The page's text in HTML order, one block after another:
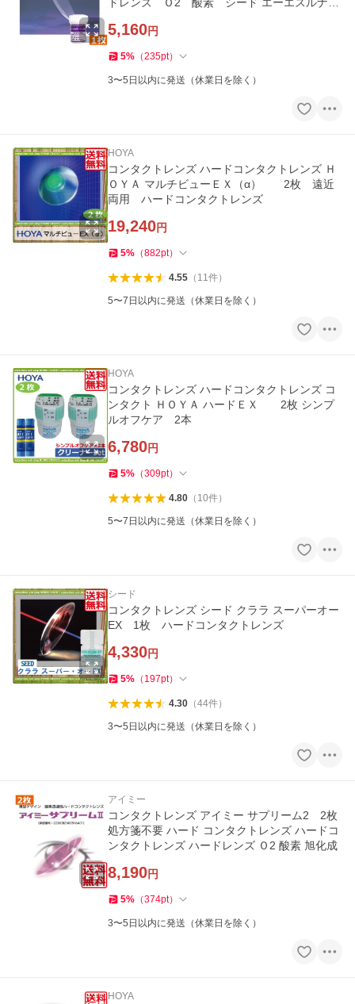
5,160円
5% （235pt）
3〜5日以内に発送（休業日を除く）
HOYA
コンタクトレンズ ハードコンタクトレンズ Ｈ
ＯＹＡ マルチビューＥＸ（α） 2枚 遠近
両用 ハードコンタクトレンズ
19,240円
5% （882pt）
4.55（ 11件）
5〜7日以内に発送（休業日を除く）
HOYA
コンタクトレンズ ハードコンタクトレンズ コ
ンタクト ＨＯＹＡ ハードＥＸ 2枚 シンプ
ルオフケア 2本
6,780円
5% （309pt）
4.80（ 10件）
5〜7日以内に発送（休業日を除く）
シード
コンタクトレンズ シード クララ スーパーオー
EX 1枚 ハードコンタクトレンズ
4,330円
5% （ 197pt）
4.30（44件）
3〜5日以内に発送（休業日を除く）
アイミー
コンタクトレンズ アイミー サプリーム2 2枚
処方箋不要 ハード コンタクトレンズ ハードコ
ンタクトレンズ ハードレンズ Ｏ2 酸素 旭化成
8,190円
5% （374pt）
3〜5日以内に発送（休業日を除く）
HOYA